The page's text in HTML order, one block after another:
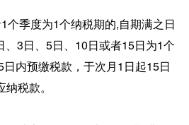
季度为1个纳税期的,自期满之日
、3日、5日、10日或者15日为1个
内预缴税款，于次月1日起15日
税款。